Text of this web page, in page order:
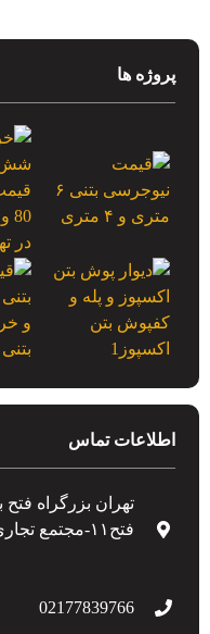
پروژه ها
اطلاعات تماس
تهران بزرگراه
فتح۱۱-مجتمع تجاری پارس غدیر
02177839766